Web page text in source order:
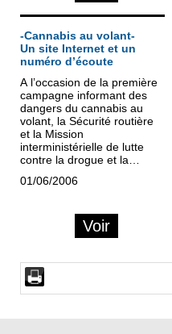
-Cannabis au volant-
Un site Internet et un
numéro d’écoute
A l’occasion de la première
campagne informant des
dangers du cannabis au
volant, la Sécurité routière
et la Mission
interministérielle de lutte
contre la drogue et la
site Internet et un numéro
01/06/2006
Voir